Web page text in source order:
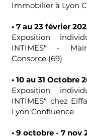
Immobilier à Lyon
• 7 au 23 février
Exposition
INTIMES" -
Consorce (69)
• 10 au 31 Octobre
Exposition
INTIMES" chez
Lyon Confluence
• 9 octobre - 7